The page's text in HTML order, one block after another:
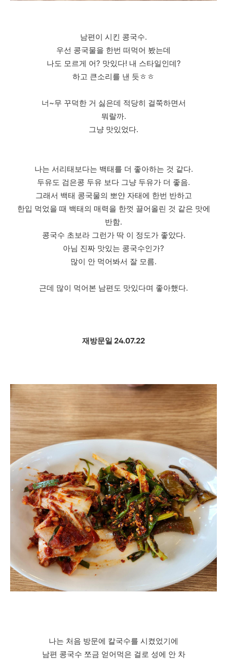
남편이 시킨 콩국수.
우선 콩국물을 한번 떠먹어 봤는데
나도 모르게 어? 맛있다! 내 스타일인데?
하고 큰소리를 낸 듯ㅎㅎ
너~무 꾸덕한 거 싫은데 적당히 걸쭉하면서
뭐랄까.
그냥 맛있었다.
나는 서리태보다는 백태를 더 좋아하는 것 같다.
두유도 검은콩 두유 보다 그냥 두유가 더 좋음.
그래서 백태 콩국물의 뽀얀 자태에 한번 반하고
한입 먹었을 때 백태의 매력을 한껏 끌어올린 것 같은 맛에
반함.
콩국수 초보라 그런가 딱 이 정도가 좋았다.
아님 진짜 맛있는 콩국수인가?
많이 안 먹어봐서 잘 모름.
근데 많이 먹어본 남편도 맛있다며 좋아했다.
재방문일 24.07.22
나는 처음 방문에 칼국수를 시켰었기에
남편 콩국수 쪼금 얻어먹은 걸로 성에 안 차